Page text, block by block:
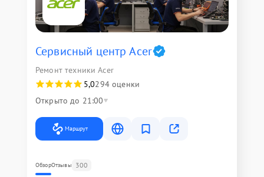
Сервисный центр Acer
Ремонт техники Acer
5,0294 оценки
Открыто до 21:00
Маршрут
ОбзорОтзывы 300